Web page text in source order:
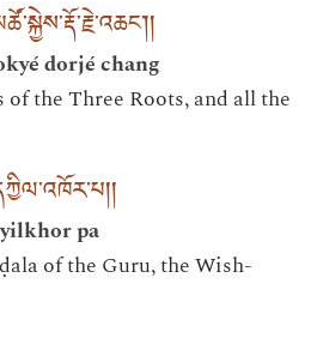
།
dorjé chang
the Three Roots, and all the
།
pa
of the Guru, the Wish-